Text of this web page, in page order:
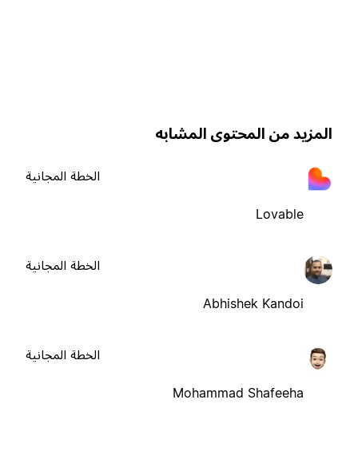
من المحتوى المشابه
Lovable
الخطة المجانية
Abhishek Kandoi
الخطة المجانية
Mohammad Shafeeha
الخطة المجانية